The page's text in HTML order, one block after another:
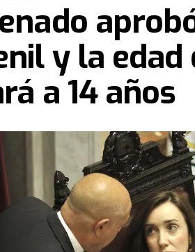
y la
a 14 años